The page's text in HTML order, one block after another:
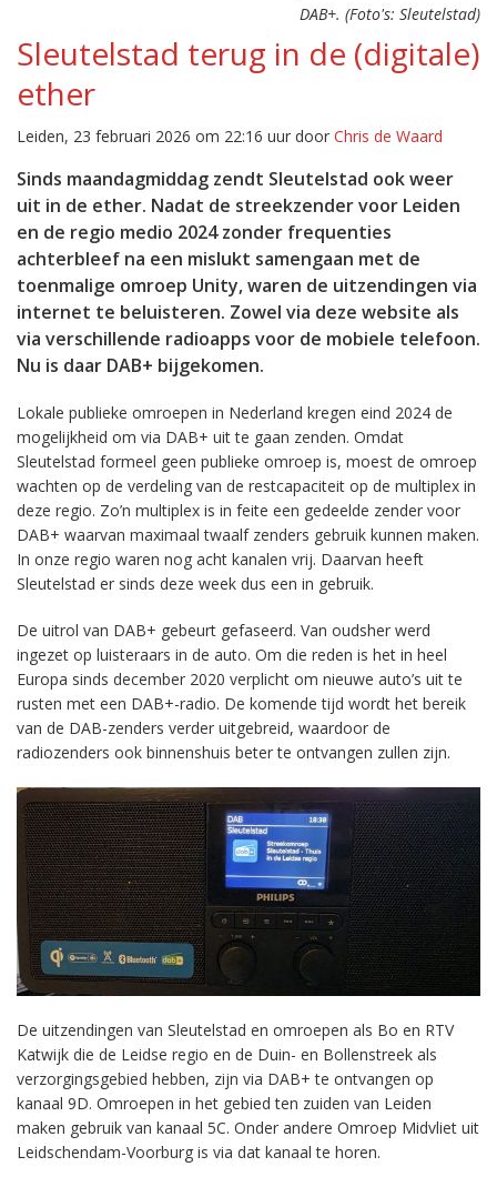
DAB+. (Foto's: Sleutelstad)
Sleutelstad terug in de (digitale)
ether
Leiden, 23 februari 2026 om 22:16 uur door Chris de Waard
Sinds maandagmiddag zendt Sleutelstad ook weer
uit in de ether. Nadat de streekzender voor Leiden
en de regio medio 2024 zonder frequenties
achterbleef na een mislukt samengaan met de
toenmalige omroep Unity, waren de uitzendingen via
internet te beluisteren. Zowel via deze website als
via verschillende radioapps voor de mobiele telefoon.
Nu is daar DAB+ bijgekomen.
Lokale publieke omroepen in Nederland kregen eind 2024 de
mogelijkheid om via DAB+ uit te gaan zenden. Omdat
Sleutelstad formeel geen publieke omroep is, moest de omroep
wachten op de verdeling van de restcapaciteit op de multiplex in
deze regio. Zo’n multiplex is in feite een gedeelde zender voor
DAB+ waarvan maximaal twaalf zenders gebruik kunnen maken.
In onze regio waren nog acht kanalen vrij. Daarvan heeft
Sleutelstad er sinds deze week dus een in gebruik.
De uitrol van DAB+ gebeurt gefaseerd. Van oudsher werd
ingezet op luisteraars in de auto. Om die reden is het in heel
Europa sinds december 2020 verplicht om nieuwe auto’s uit te
rusten met een DAB+-radio. De komende tijd wordt het bereik
van de DAB-zenders verder uitgebreid, waardoor de
radiozenders ook binnenshuis beter te ontvangen zullen zijn.
De uitzendingen van Sleutelstad en omroepen als Bo en RTV
Katwijk die de Leidse regio en de Duin- en Bollenstreek als
verzorgingsgebied hebben, zijn via DAB+ te ontvangen op
kanaal 9D. Omroepen in het gebied ten zuiden van Leiden
maken gebruik van kanaal 5C. Onder andere Omroep Midvliet uit
Leidschendam-Voorburg is via dat kanaal te horen.